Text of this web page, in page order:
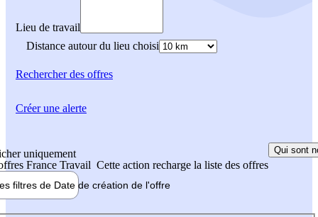
Lieu de travail
Distance autour du lieu choisi
Rechercherdes offres
uniquement
France Travail Cette action recharge la liste des offres
Qui sont
filtres de Date de création de l'offre
Créer une alerte